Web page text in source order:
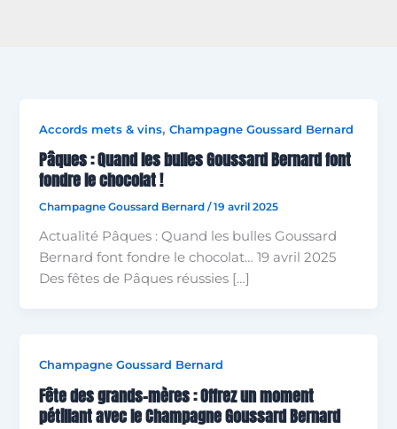
Accords mets & vins,Champagne Goussard Bernard
Pâques : Quand les bulles Goussard Bernard font
fondre le chocolat !
Champagne Goussard Bernard/19 avril 2025
Actualité Pâques : Quand les bulles Goussard
Bernard font fondre le chocolat… 19 avril 2025
Des fêtes de Pâques réussies […]
Champagne Goussard Bernard
Fête des grands-mères : Offrez un moment
pétillant avec le Champagne Goussard Bernard